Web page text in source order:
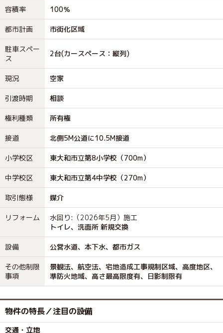
容積率 100％
都市計画 市街化区域
駐車スペー
ス
2台(カースペース：縦列)
現況 空家
引渡時期 相談
権利種類 所有権
接道 北側5M公道に10.5M接道
小学校区 東大和市立第8小学校（700m）
中学校区 東大和市立第4中学校（270m）
取引態様 媒介
リフォーム
水回り:（2026年5月）施工
トイレ、洗面所 新規交換
設備 公営水道、本下水、都市ガス
その他制限
事項
景観法、航空法、宅地造成工事規制区域、高度地区、
準防火地域、高さ最高限度有、日影制限有
物件の特長／注目の設備
交通・立地